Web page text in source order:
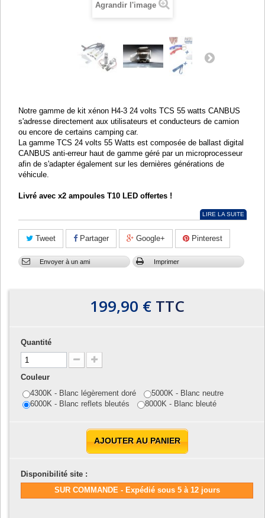
Agrandir l'image
Notre gamme de kit xénon H4-3 24 volts TCS 55 watts CANBUS
s'adresse directement aux utilisateurs et conducteurs de camion
ou encore de certains camping car.
La gamme TCS 24 volts 55 Watts est composée de ballast digital
CANBUS anti-erreur haut de gamme géré par un microprocesseur
afin de s'adapter également sur les dernières générations de
véhicule.
Livré avec x2 ampoules T10 LED offertes !
LIRE LA SUITE
Tweet Partager Google+ Pinterest
Envoyer à un ami Imprimer
199,90 €TTC
Quantité
Couleur
4300K - Blanc légèrement doré
5000K - Blanc neutre
6000K - Blanc reflets bleutés
8000K - Blanc bleuté
AJOUTER AU PANIER
Disponibilité site :
SUR COMMANDE - Expédié sous 5 à 12 jours